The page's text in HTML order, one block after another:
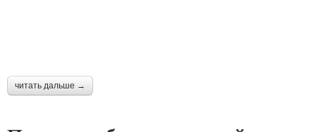
читать дальше →